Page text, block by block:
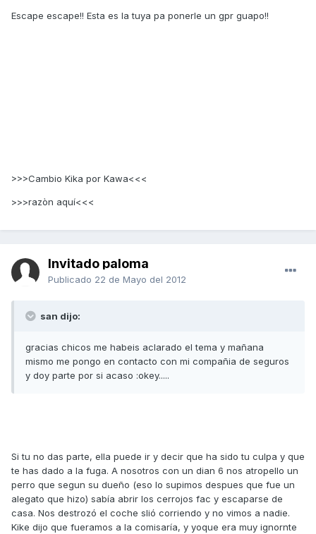
Escape escape!! Esta es la tuya pa ponerle un gpr guapo!!
>>>Cambio Kika por Kawa<<<
>>>razòn aquí<<<
Invitado paloma
Publicado 22 de Mayo del 2012
san dijo:
gracias chicos me habeis aclarado el tema y mañana
mismo me pongo en contacto con mi compañia de seguros
y doy parte por si acaso :okey.....
Si tu no das parte, ella puede ir y decir que ha sido tu culpa y que
te has dado a la fuga. A nosotros con un dian 6 nos atropello un
perro que segun su dueño (eso lo supimos despues que fue un
alegato que hizo) sabía abrir los cerrojos fac y escaparse de
casa. Nos destrozó el coche slió corriendo y no vimos a nadie.
Kike dijo que fueramos a la comisaría, y yoque era muy ignornte